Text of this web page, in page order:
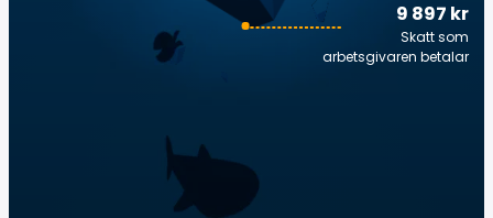
9 897 kr
Skatt som
arbetsgivaren betalar